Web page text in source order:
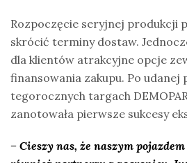
Rozpoczęcie seryjnej produkcji
skrócić terminy dostaw.
dla klientów atrakcyjne opcje
finansowania zakupu. Po udanej
tegorocznych targach
zanotowała pierwsze sukcesy
– Cieszy nas, że naszym